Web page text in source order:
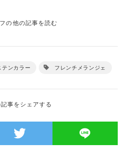
の他の記事を読む
テンカラー フレンチメランジェ
記事をシェアする